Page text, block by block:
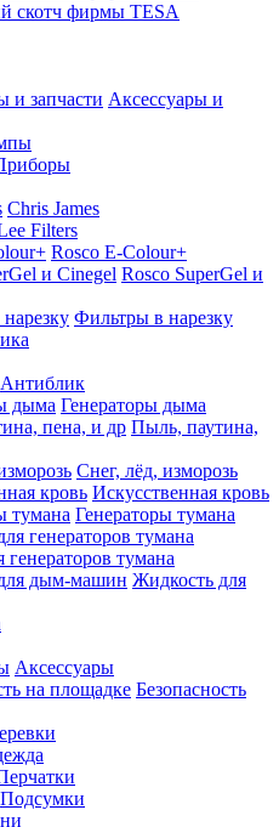
скотч фирмы TESA
Аксессуары и
Chris James
Filters
Rosco E-Colour+
Rosco SuperGel и
Фильтры в нарезку
Антиблик
Генераторы дыма
Пыль, паутина,
Снег, лёд, изморозь
Искусственная кровь
Генераторы тумана
генераторов тумана
Жидкость для
Аксессуары
Безопасность
Подсумки